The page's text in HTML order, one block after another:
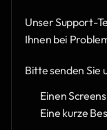
Unser Support-
Ihnen bei
Bitte senden Sie
Einen
Eine kurze